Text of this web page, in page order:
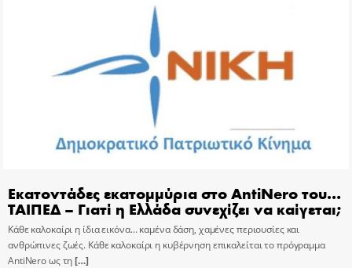
Εκατοντάδες εκατομμύρια στο AntiNero του…
ΤΑΙΠΕΔ – Γιατί η Ελλάδα συνεχίζει να καίγεται;
Κάθε καλοκαίρι η ίδια εικόνα… καμένα δάση, χαμένες περιουσίες και
ανθρώπινες ζωές. Κάθε καλοκαίρι η κυβέρνηση επικαλείται το πρόγραμμα
AntiNero ως τη[…]